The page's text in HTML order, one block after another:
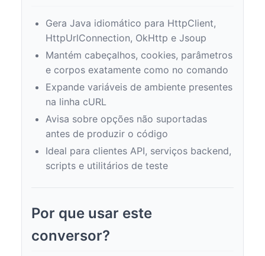
Gera Java idiomático para HttpClient,
HttpUrlConnection, OkHttp e Jsoup
Mantém cabeçalhos, cookies, parâmetros
e corpos exatamente como no comando
Expande variáveis de ambiente presentes
na linha cURL
Avisa sobre opções não suportadas
antes de produzir o código
Ideal para clientes API, serviços backend,
scripts e utilitários de teste
Por que usar este
conversor?